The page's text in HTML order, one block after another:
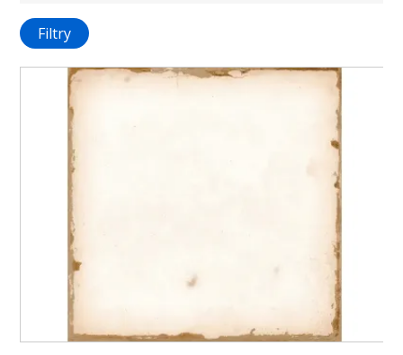
Filtry